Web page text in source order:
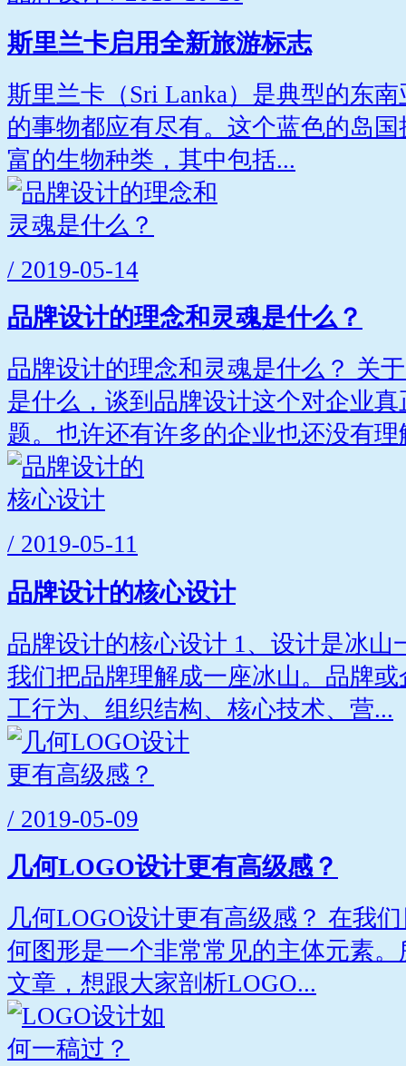
斯里兰卡启用全新旅游标志
斯里兰卡（Sri Lanka）是典型的东
的事物都应有尽有。这个蓝色的岛
富的生物种类，其中包括...
/ 2019-05-14
品牌设计的理念和灵魂是什么？
品牌设计的理念和灵魂是什么？ 关
是什么，谈到品牌设计这个对企业
题。也许还有许多的企业也还没有理
/ 2019-05-11
品牌设计的核心设计
品牌设计的核心设计 1、设计是冰山
我们把品牌理解成一座冰山。品牌
工行为、组织结构、核心技术、营...
/ 2019-05-09
几何LOGO设计更有高级感？
几何LOGO设计更有高级感？ 在我
何图形是一个非常常见的主体元素
文章，想跟大家剖析LOGO...